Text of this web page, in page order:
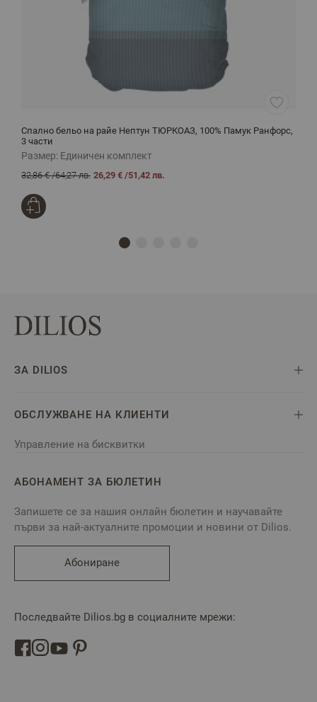
Спално бельо на райе Нептун ТЮРКОАЗ, 100% Памук Ранфорс,
3 части
Размер: Единичен комплект
32,86 €/64,27 лв. 26,29 € /51,42 лв.
ЗА DILIOS
ОБСЛУЖВАНЕ НА КЛИЕНТИ
Управление на бисквитки
АБОНАМЕНТ ЗА БЮЛЕТИН
Запишете се за нашия онлайн бюлетин и научавайте
първи за най-актуалните промоции и новини от Dilios.
Абониране
Последвайте Dilios.bg в социалните мрежи: